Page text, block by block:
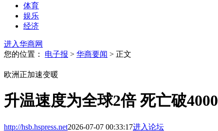
体育
娱乐
经济
进入华商网
您的位置： 电子报 > 华商要闻 > 正文
欧洲正加速变暖
升温速度为全球2倍 死亡破
http://hsb.hspress.net2026-07-07 00:33:17进入论坛